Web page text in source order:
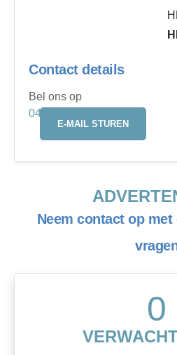
Contact details
Bel ons op
0495796495
E-MAIL STUREN
Neem contact op
0